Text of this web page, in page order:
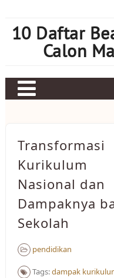
content
10 Daftar
Calon
Judi bola
Mahjong Ways 2
Slot Kamboja
Slot Thailand
Transformasi
Kurikulum
Nasional dan
Dampaknya
Sekolah
pendidikan
Tags:dampak